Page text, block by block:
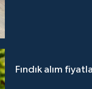
Fındık alım